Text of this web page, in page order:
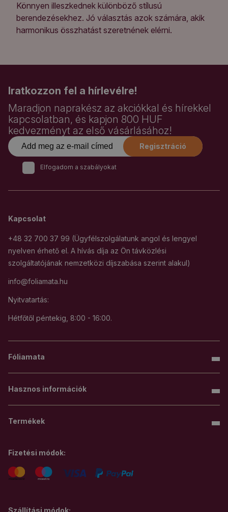
Könnyen illeszkednek különböző stílusú
berendezésekhez. Jó választás azok számára, akik
harmonikus összhatást szeretnének elérni.
Iratkozzon fel a hírlevélre!
Maradjon naprakész az akciókkal és hírekkel
kapcsolatban, és kapjon 800 HUF
kedvezményt az első vásárlásához!
Regisztráció
Elfogadom a szabályokat
Kapcsolat
+48 32 700 37 99 (Ügyfélszolgálatunk angol és lengyel
nyelven érhető el. A hívás díja az Ön távközlési
szolgáltatójának nemzetközi díjszabása szerint alakul)
info@foliamata.hu
Nyitvatartás:
Hétfőtől péntekig, 8:00 - 16:00.
Fóliamata
Hasznos információk
Termékek
Fizetési módok: